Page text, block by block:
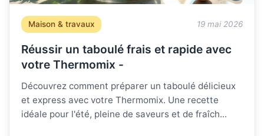
Maison & travaux 19 mai 2026
Réussir un taboulé frais et rapide avec
votre Thermomix -
Découvrez comment préparer un taboulé délicieux
et express avec votre Thermomix. Une recette
idéale pour l'été, pleine de saveurs et de fraîch...